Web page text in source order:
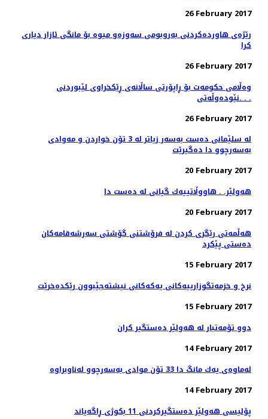
26 February 2017
رێژه‌ی هاورده‌كردنی به‌روبومی سه‌وزه‌و میوه‌ بۆ مانگی ئازار دیاری
كرا
26 February 2017
وەڵامی حکومەت بۆ ڕاپۆرتی ساڵانەی ڕێکخراوى لێبوردنى
نێودەوڵەتى. . .
26 February 2017
له‌ سلێمانی ده‌ست به‌سه‌ر زیاتر له‌ 3 تۆن خواردن و مه‌وادی
به‌سه‌رچوو دا ده‌گیرێت
20 February 2017
هەولێر. . هاووڵاتییەك گیانی لە دەست دا
20 February 2017
هه‌ڵمه‌تی رێگری كردن له‌ فرۆشتنی گۆشتی سه‌رشه‌قامه‌كان
ده‌ستی پێكرد
15 February 2017
نرخ و خزمه‌تگوزارییه‌كانی یه‌كه‌كانی نیشته‌جێبوون رێكده‌خرێت
15 February 2017
دوو تۆمەتبار لە هەولێر دەستگیر كران
14 February 2017
14 February 2017
پۆلیسی هەولێر دەستگیركردنی 11 بكوژی ڕاگەیاند